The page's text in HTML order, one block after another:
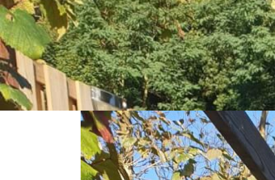
Projecten
Contact